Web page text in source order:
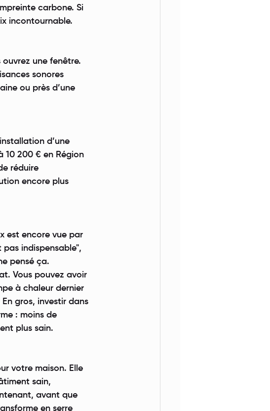
carbone. Si
incontournable.
une fenêtre.
sonores
ou près d’une
d’une
200 € en Région
réduire
encore plus
est encore vue par
pas indispensable",
pensé ça.
Vous pouvez avoir
à chaleur dernier
gros, investir dans
: moins de
plus sain.
votre maison. Elle
sain,
avant que
en serre